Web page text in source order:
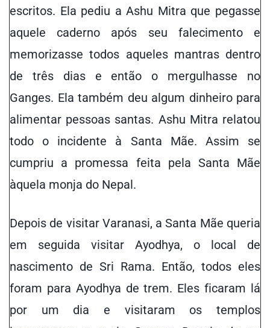
escritos. Ela pediu a Ashu Mitra que pegasse
aquele caderno após seu falecimento e
memorizasse todos aqueles mantras dentro
de três dias e então o mergulhasse no
Ganges. Ela também deu algum dinheiro para
alimentar pessoas santas. Ashu Mitra relatou
todo o incidente à Santa Mãe. Assim se
cumpriu a promessa feita pela Santa Mãe
àquela monja do Nepal.
Depois de visitar Varanasi, a Santa Mãe queria
em seguida visitar Ayodhya, o local de
nascimento de Sri Rama. Então, todos eles
foram para Ayodhya de trem. Eles ficaram lá
por um dia e visitaram os templos